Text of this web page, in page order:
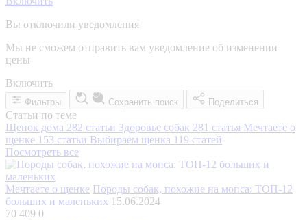
Вы отключили уведомления
Мы не сможем отправить вам уведомление об изменении
цены
Включить
Фильтры Сохранить поиск Поделиться
Статьи по теме
Щенок дома 282 статьи Здоровье собак 281 статья Мечтаете о
щенке 153 статьи Выбираем щенка 119 статей
Посмотреть все
Мечтаете о щенке Породы собак, похожие на мопса: ТОП-12
больших и маленьких 15.06.2024
70 409 0